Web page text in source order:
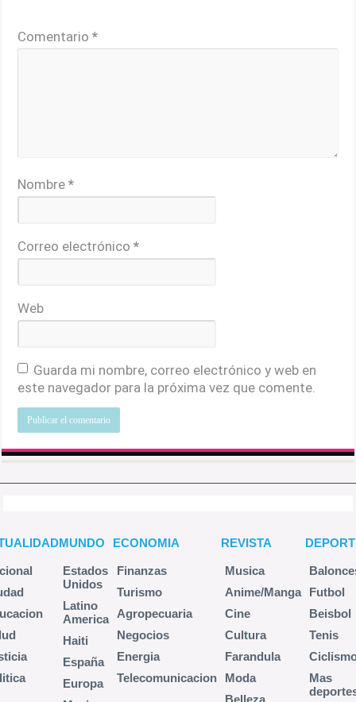
Comentario*
Nombre*
Correo electrónico*
Web
Guarda mi nombre, correo electrónico y web en
este navegador para la próxima vez que comente.
MUNDO
Estados
Unidos
Latino
America
Haiti
España
Europa
ECONOMIA
Finanzas
Turismo
Agropecuaria
Negocios
Energia
Telecomunicacion
REVISTA
Musica
Anime/Manga
Cine
Cultura
Farandula
Moda
Belleza
Futbol
Beisbol
Tenis
Mas